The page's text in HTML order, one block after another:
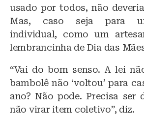
usado por todos, não
Mas, caso seja para
individual, como um
lembrancinha de Dia das
“Vai do bom senso. A lei
bambolê não ‘voltou’ para
ano? Não pode. Precisa ser
não virar item coletivo”, diz.